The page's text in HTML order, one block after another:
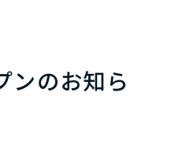
ンのお知ら